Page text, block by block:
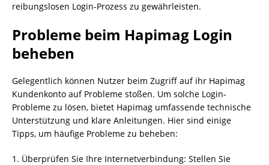
reibungslosen Login-Prozess zu gewährleisten.
Probleme beim Hapimag Login
beheben
Gelegentlich können Nutzer beim Zugriff auf ihr Hapimag
Kundenkonto auf Probleme stoßen. Um solche Login-
Probleme zu lösen, bietet Hapimag umfassende technische
Unterstützung und klare Anleitungen. Hier sind einige
Tipps, um häufige Probleme zu beheben:
1. Überprüfen Sie Ihre Internetverbindung: Stellen Sie